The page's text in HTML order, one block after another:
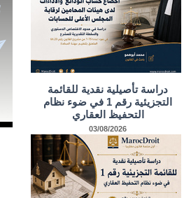
دراسة تأصيلية نقدية للقائمة
التجزيئية رقم 1 في ضوء نظام
التحفيظ العقاري
03/08/2026